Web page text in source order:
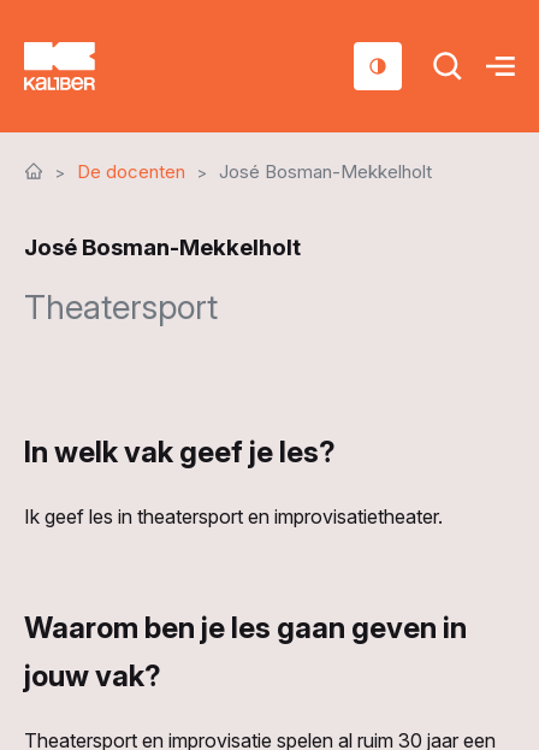
Sociaal domein
Over ons
De docenten José Bosman-Mekkelholt
José Bosman-Mekkelholt
Theatersport
In welk vak geef je les?
Ik geef les in theatersport en improvisatietheater.
Waarom ben je les gaan geven in
jouw vak?
Theatersport en improvisatie spelen al ruim 30 jaar een